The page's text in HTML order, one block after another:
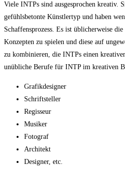
Viele INTPs sind ausgesprochen kreativ.
gefühlsbetonte Künstlertyp und haben
Schaffensprozess. Es ist üblicherweise
Konzepten zu spielen und diese auf
zu kombinieren, die INTPs einen
unübliche Berufe für INTP im kreativen
Grafikdesigner
Schriftsteller
Regisseur
Musiker
Fotograf
Architekt
Designer, etc.